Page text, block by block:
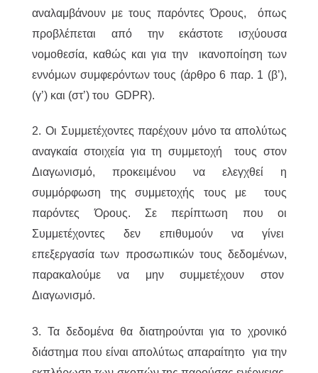
αναλαμβάνουν με τους παρόντες Όρους, όπως
προβλέπεται από την εκάστοτε ισχύουσα
νομοθεσία, καθώς και για την ικανοποίηση των
εννόμων συμφερόντων τους (άρθρο 6 παρ. 1 (β’),
(γ’) και (στ’) του GDPR).
2. Οι Συμμετέχοντες παρέχουν μόνο τα απολύτως
αναγκαία στοιχεία για τη συμμετοχή τους στον
Διαγωνισμό, προκειμένου να ελεγχθεί η
συμμόρφωση της συμμετοχής τους με τους
παρόντες Όρους. Σε περίπτωση που οι
Συμμετέχοντες δεν επιθυμούν να γίνει
επεξεργασία των προσωπικών τους δεδομένων,
παρακαλούμε να μην συμμετέχουν στον
Διαγωνισμό.
3. Τα δεδομένα θα διατηρούνται για το χρονικό
διάστημα που είναι απολύτως απαραίτητο για την